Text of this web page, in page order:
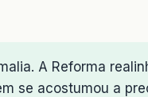
A Reforma
se acostumou a